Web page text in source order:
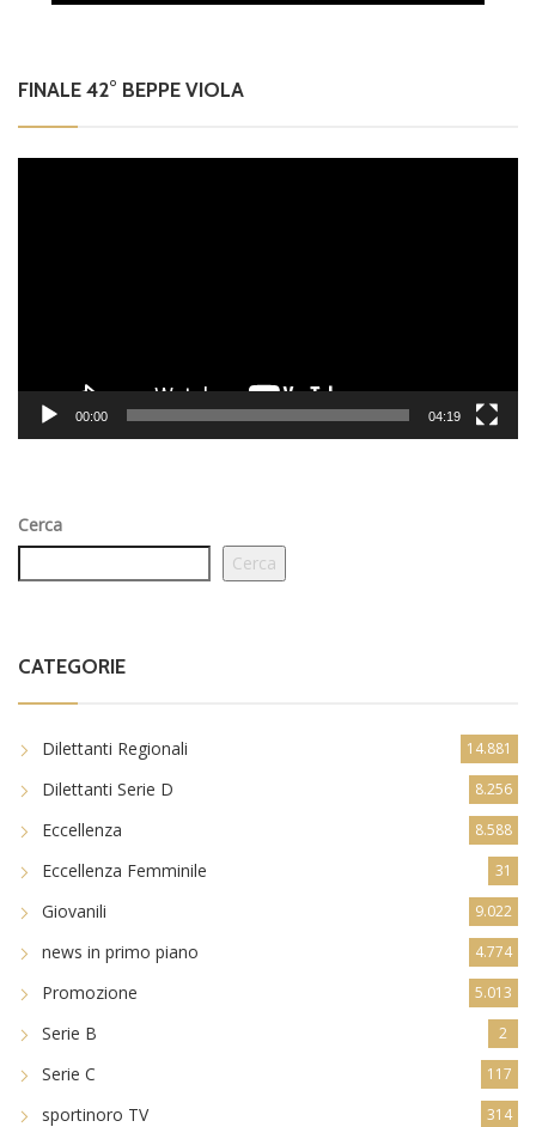
FINALE 42° BEPPE VIOLA
00:00 04:19
Cerca
Cerca
CATEGORIE
Dilettanti Regionali 14.881
Dilettanti Serie D 8.256
Eccellenza 8.588
Eccellenza Femminile 31
Giovanili 9.022
news in primo piano 4.774
Promozione 5.013
Serie B 2
Serie C 117
sportinoro TV 314